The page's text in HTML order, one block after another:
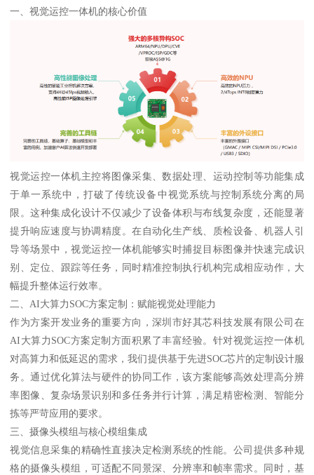
一、视觉运控一体机的核心价值
视觉运控一体机主控将图像采集、数据处理、运动控制等功能集成
于单一系统中，打破了传统设备中视觉系统与控制系统分离的局
限。这种集成化设计不仅减少了设备体积与布线复杂度，还能显著
提升响应速度与协调精度。在自动化生产线、质检设备、机器人引
导等场景中，视觉运控一体机能够实时捕捉目标图像并快速完成识
别、定位、跟踪等任务，同时精准控制执行机构完成相应动作，大
幅提升整体运行效率。
二、AI大算力SOC方案定制：赋能视觉处理能力
作为方案开发业务的重要方向，深圳市好其芯科技发展有限公司在
AI大算力SOC方案定制方面积累了丰富经验。针对视觉运控一体机
对高算力和低延迟的需求，我们提供基于先进SOC芯片的定制设计服
务。通过优化算法与硬件的协同工作，该方案能够高效处理高分辨
率图像、复杂场景识别和多任务并行计算，满足精密检测、智能分
拣等严苛应用的要求。
三、摄像头模组与核心模组集成
视觉信息采集的精确性直接决定检测系统的性能。公司提供多种规
格的摄像头模组，可适配不同景深、分辨率和帧率需求。同时，基